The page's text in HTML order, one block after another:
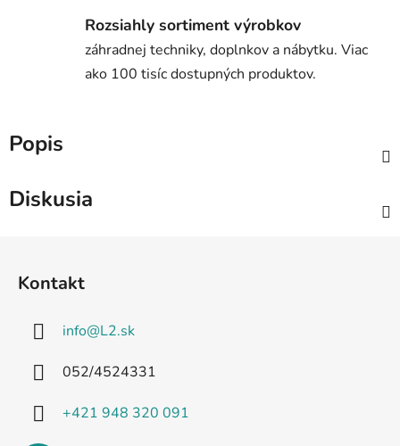
Rozsiahly sortiment výrobkov
záhradnej techniky, doplnkov a nábytku. Viac
ako 100 tisíc dostupných produktov.
Popis
Diskusia
Kontakt
info@L2.sk
052/4524331
+421 948 320 091